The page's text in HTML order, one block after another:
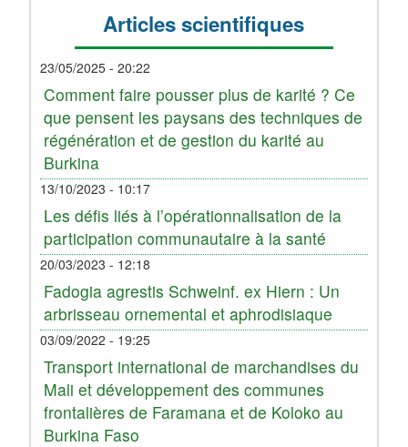
des
sponsors
et
partenaires
Articles scientifiques
23/05/2025 - 20:22
Comment faire pousser plus de karité ? Ce
que pensent les paysans des techniques de
régénération et de gestion du karité au
Burkina
13/10/2023 - 10:17
Les défis liés à l’opérationnalisation de la
participation communautaire à la santé
20/03/2023 - 12:18
Fadogia agrestis Schweinf. ex Hiern : Un
arbrisseau ornemental et aphrodisiaque
03/09/2022 - 19:25
Transport international de marchandises du
Mali et développement des communes
frontalières de Faramana et de Koloko au
Burkina Faso